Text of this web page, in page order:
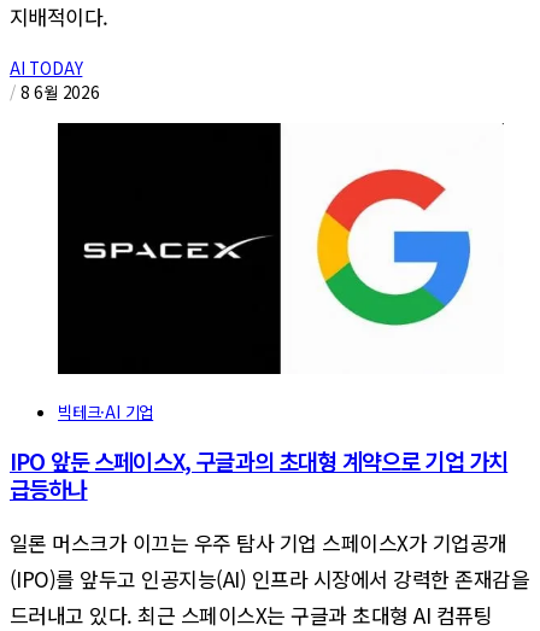
지배적이다.
AI TODAY
/ 8 6월 2026
빅테크·AI 기업
IPO 앞둔 스페이스X, 구글과의 초대형 계약으로 기업 가치
급등하나
일론 머스크가 이끄는 우주 탐사 기업 스페이스X가 기업공개
(IPO)를 앞두고 인공지능(AI) 인프라 시장에서 강력한 존재감을
드러내고 있다. 최근 스페이스X는 구글과 초대형 AI 컴퓨팅